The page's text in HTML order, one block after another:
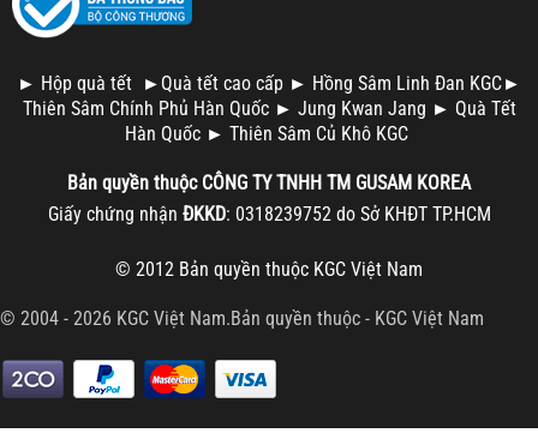
► Hộp quà tết ► Quà tết cao cấp ► Hồng Sâm Linh Đan KGC►
Thiên Sâm Chính Phủ Hàn Quốc ► Jung Kwan Jang ► Quà Tết
Hàn Quốc ► Thiên Sâm Củ Khô KGC
Bản quyền thuộc CÔNG TY TNHH TM GUSAM KOREA
Giấy chứng nhận ĐKKD: 0318239752 do Sở KHĐT TP.HCM
© 2012 Bản quyền thuộc KGC Việt Nam
© 2004 - 2026 KGC Việt Nam.Bản quyền thuộc - KGC Việt Nam